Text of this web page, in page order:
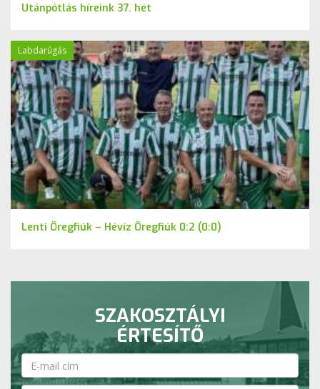
Utánpótlás híreink 37. hét
Labdarúgás
Lenti Öregfiúk – Hévíz Öregfiúk 0:2 (0:0)
SZAKOSZTÁLYI
ÉRTESÍTŐ